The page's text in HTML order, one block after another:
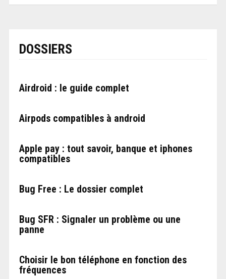
DOSSIERS
Airdroid : le guide complet
Airpods compatibles à android
Apple pay : tout savoir, banque et iphones
compatibles
Bug Free : Le dossier complet
Bug SFR : Signaler un problème ou une
panne
Choisir le bon téléphone en fonction des
fréquences